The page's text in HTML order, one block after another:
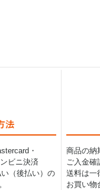
・
ビニ決済
（後払い）の
商品の納
ご入金確
送料は一
お買い物